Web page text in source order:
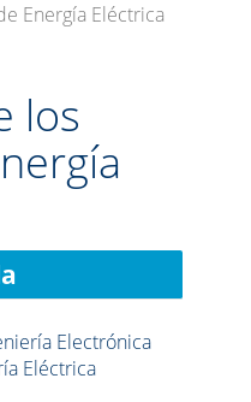
Energía Eléctrica
los
Electrónica
Eléctrica